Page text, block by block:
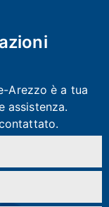
Arezzoè a tua
assistenza.